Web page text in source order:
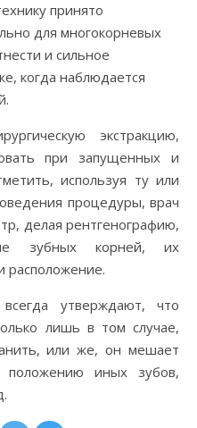
принято
для многокорневых
и сильное
когда наблюдается
экстракцию,
при запущенных и
используя ту или
процедуры, врач
делая рентгенографию,
зубных корней, их
расположение.
утверждают, что
лишь в том случае,
или же, он мешает
положению иных зубов,